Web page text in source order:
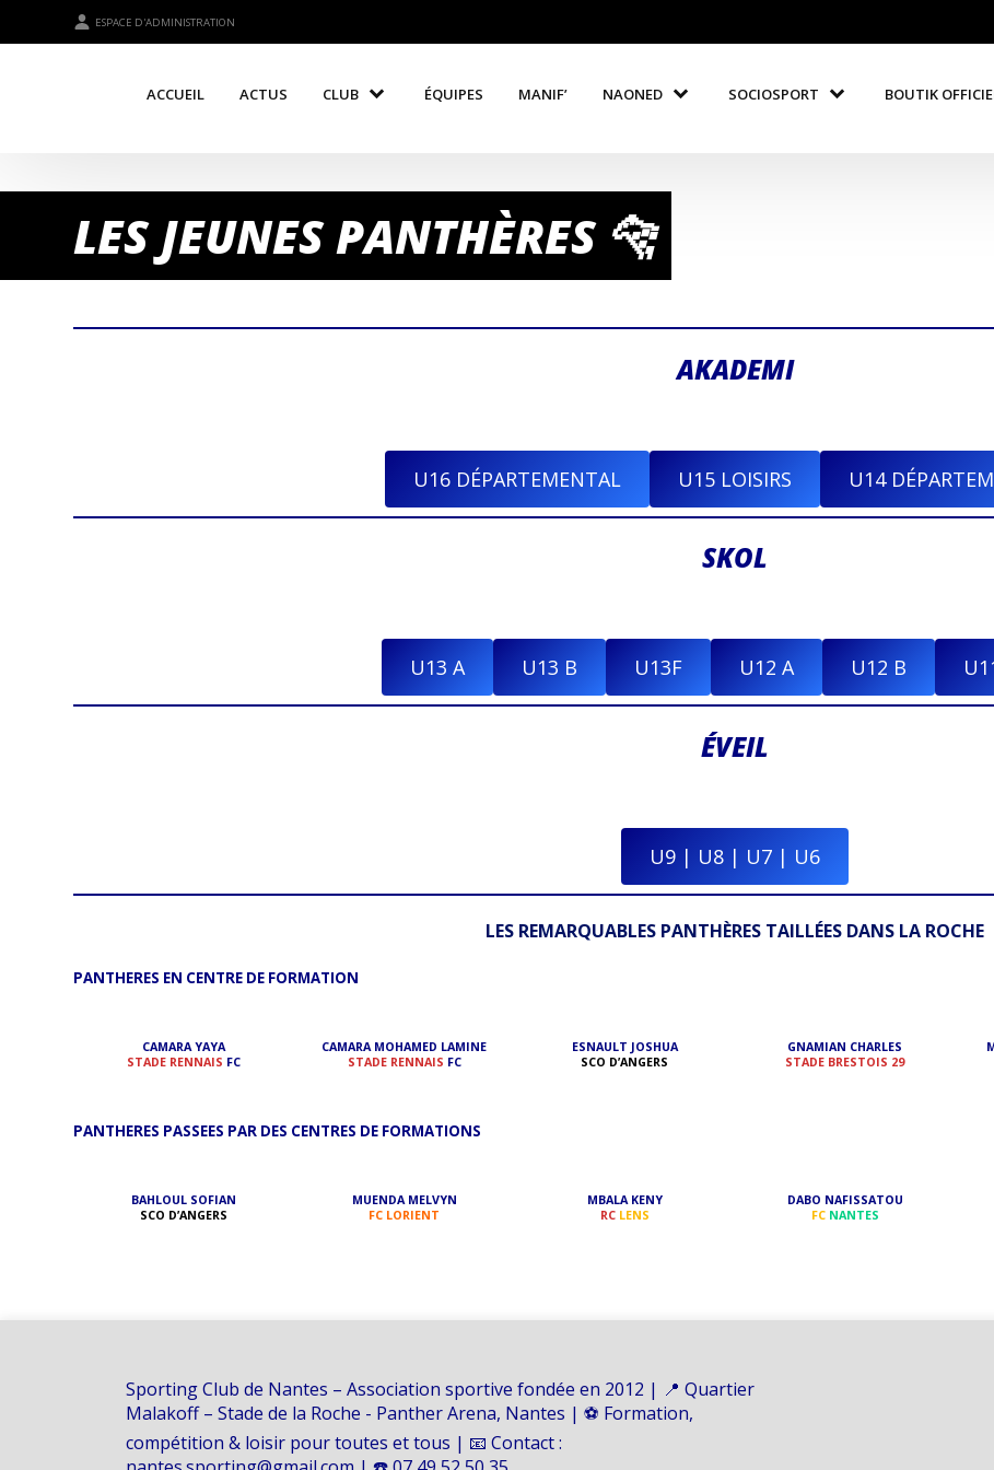
ESPACE D'ADMINISTRATION
ACCUEIL ACTUS CLUB ÉQUIPES MANIF’ NAONED SOCIOSPORT BOUTIK
LES JEUNES PANTHÈRES 🐆
AKADEMI
U16 DÉPARTEMENTAL U15 LOISIRS U14
SKOL
U13 A U13 B U13F U12 A U12 B
ÉVEIL
U9 | U8 | U7 | U6
LES REMARQUABLES PANTHÈRES TAILLÉES DANS LA ROCHE
PANTHERES EN CENTRE DE FORMATION
CAMARA YAYA
STADE RENNAIS FC
CAMARA MOHAMED LAMINE
STADE RENNAIS FC
ESNAULT JOSHUA
SCO D’ANGERS
GNAMIAN CHARLES
STADE BRESTOIS 29
PANTHERES PASSEES PAR DES CENTRES DE FORMATIONS
BAHLOUL SOFIAN
SCO D’ANGERS
MUENDA MELVYN
FC LORIENT
MBALA KENY
RC LENS
DABO NAFISSATOU
FC NANTES
Sporting Club de Nantes – Association sportive fondée en 2012 | 📍 Quartier
Malakoff – Stade de la Roche - Panther Arena, Nantes | ⚽ Formation,
compétition & loisir pour toutes et tous | 📧 Contact :